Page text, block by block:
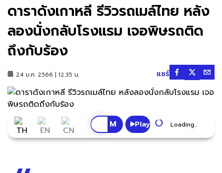
ดาราดังเกาหลี รีวิวรถเมล์ไทย หลัง
ลองนั่งกลับโรงแรม เจอพิษรถติด
ถึงกับร้อง
24 ม.ค. 2566 | 12:35 น. แชร์
Play Loading...